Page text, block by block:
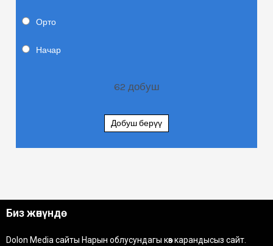
Орто
Начар
62 добуш
Добуш берүү
Биз жөнүндө
Dolon Media сайты Нарын облусундагы көз карандысыз сайт.